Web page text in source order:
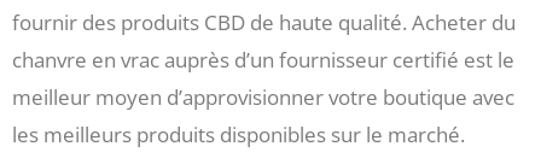
fournir des produits CBD de haute qualité. Acheter du
chanvre en vrac auprès d’un fournisseur certifié est le
meilleur moyen d’approvisionner votre boutique avec
les meilleurs produits disponibles sur le marché.